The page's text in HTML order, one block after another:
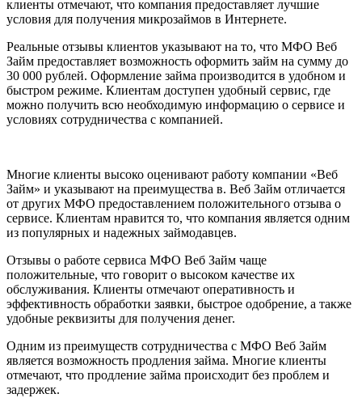
клиенты отмечают, что компания предоставляет лучшие
условия для получения микрозаймов в Интернете.
Реальные отзывы клиентов указывают на то, что МФО Веб
Займ предоставляет возможность оформить займ на сумму до
30 000 рублей. Оформление займа производится в удобном и
быстром режиме. Клиентам доступен удобный сервис, где
можно получить всю необходимую информацию о сервисе и
условиях сотрудничества с компанией.
Многие клиенты высоко оценивают работу компании «Веб
Займ» и указывают на преимущества в. Веб Займ отличается
от других МФО предоставлением положительного отзыва о
сервисе. Клиентам нравится то, что компания является одним
из популярных и надежных займодавцев.
Отзывы о работе сервиса МФО Веб Займ чаще
положительные, что говорит о высоком качестве их
обслуживания. Клиенты отмечают оперативность и
эффективность обработки заявки, быстрое одобрение, а также
удобные реквизиты для получения денег.
Одним из преимуществ сотрудничества с МФО Веб Займ
является возможность продления займа. Многие клиенты
отмечают, что продление займа происходит без проблем и
задержек.